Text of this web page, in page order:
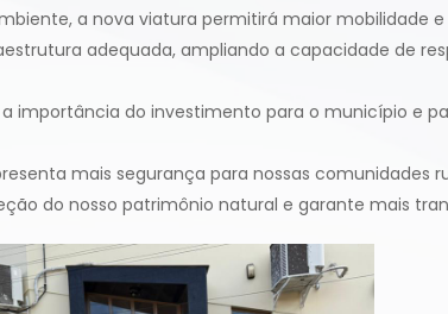
a nova viatura permitirá maior mobilidade
adequada, ampliando a capacidade de
importância do investimento para o município e
mais segurança para nossas comunidades
do nosso patrimônio natural e garante mais